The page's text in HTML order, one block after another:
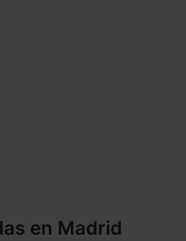
en Madrid